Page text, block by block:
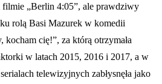
„Berlin 4:05”, ale prawdziwy
rolą Basi Mazurek w komedii
cię!”, za którą otrzymała
w latach 2015, 2016 i 2017, a w
telewizyjnych zabłysnęła jako